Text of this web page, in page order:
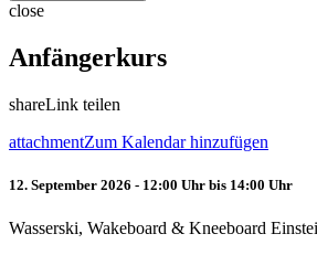
close
Anfängerkurs
shareLink teilen
attachmentZum Kalendar hinzufügen
12. September 2026 - 12:00 Uhr bis 14:00 Uhr
Wasserski, Wakeboard & Kneeboard